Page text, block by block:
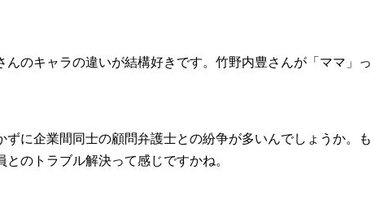
んのキャラの違いが結構好きです。竹野内豊さんが「ママ」っ
ずに企業間同士の顧問弁護士との紛争が多いんでしょうか。も
のトラブル解決って感じですかね。